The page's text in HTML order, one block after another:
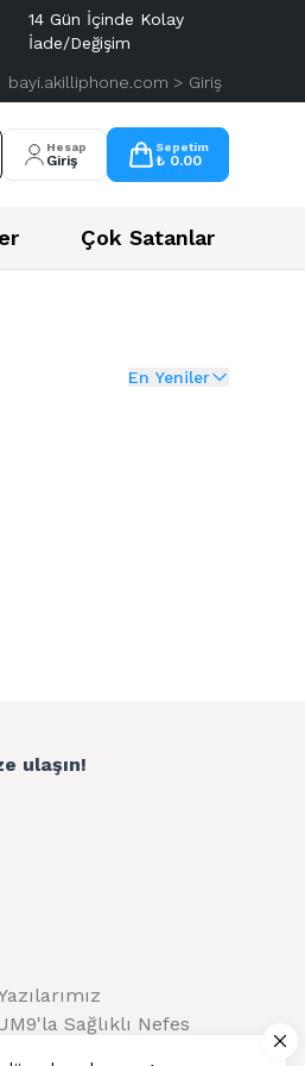
14 Gün İçinde Kolay
İade/Değişim
bayi.akilliphone.com > Giriş
Hesap
Giriş
Sepetim
₺ 0.00
Çok Satanlar
En Yeniler
ulaşın!
Sağlıklı Nefes